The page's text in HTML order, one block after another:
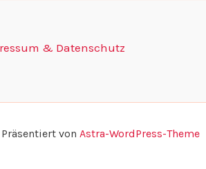
& Datenschutz
von Astra-WordPress-Theme